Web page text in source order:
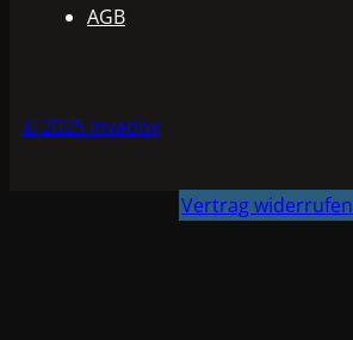
AGB
© 2025 Invadox
Vertrag widerrufen